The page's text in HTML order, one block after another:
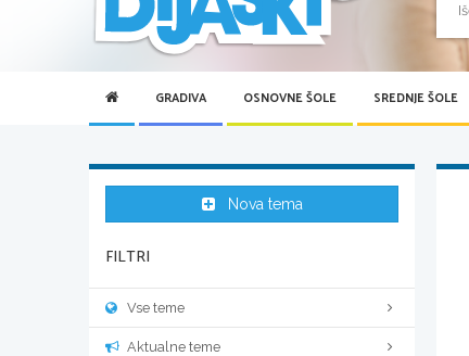
GRADIVA OSNOVNE ŠOLE SREDNJE ŠOLE
Nova tema
FILTRI
Vse teme
Aktualne teme